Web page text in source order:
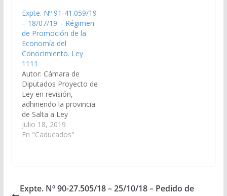
90-32.137/2023, a la
Comisión de Obra
Pública e Industria y a
la Comisión de
Economía, Finanzas
Públicas, Hacienda y
Presupuesto). Ley
1111,…
Expte. Nº 91-41.059/19
– 18/07/19 – Régimen
de Promoción de la
Economía del
Conocimiento. Ley
1111
Autor: Cámara de
Diputados Proyecto de
Ley en revisión,
adhiriendo la provincia
de Salta a Ley
Nacional 27.506
“Régimen de
Comisión de
julio 18, 2019
En "Caducados"
Expte. Nº 90-27.505/18 – 25/10/18 – Pedido de